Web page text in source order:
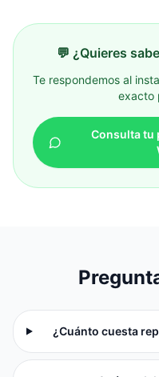
💬 ¿Quieres
Te respondemos al
exacto
Consulta tu
¿Cuánto cuesta